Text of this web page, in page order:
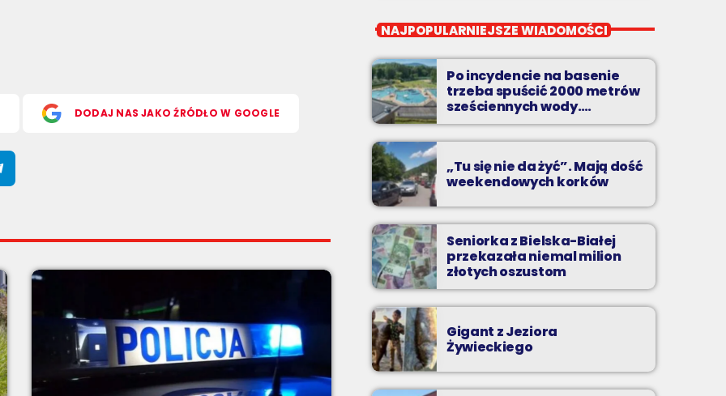
DODAJ NAS JAKO ŹRÓDŁO W GOOGLE
Z kina wzięte
Z Kina Wzięte to audycja w której film
występuje roli głównej.
NAJPOPULARNIEJSZE WIADOMOŚCI
Po incydencie na basenie
trzeba spuścić 2000 metrów
sześciennych wody.
„Ogromne koszty i ogromna
praca”
„Tu się nie da żyć”. Mają dość
weekendowych korków
Seniorka z Bielska-Białej
przekazała niemal milion
złotych oszustom
Gigant z Jeziora
Żywieckiego